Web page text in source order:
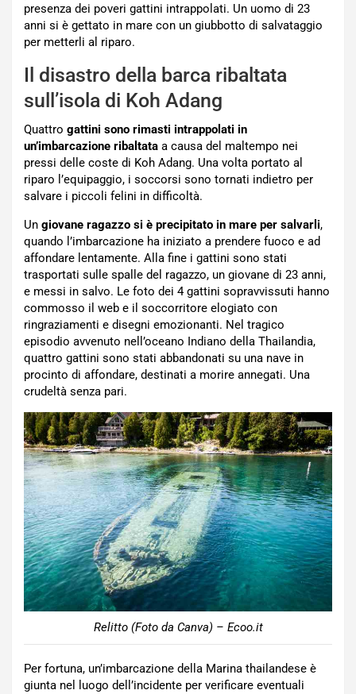
presenza dei poveri gattini intrappolati. Un uomo di 23
anni si è gettato in mare con un giubbotto di salvataggio
per metterli al riparo.
Il disastro della barca ribaltata
sull’isola di Koh Adang
Quattro gattini sono rimasti intrappolati in
un’imbarcazione ribaltata a causa del maltempo nei
pressi delle coste di Koh Adang. Una volta portato al
riparo l’equipaggio, i soccorsi sono tornati indietro per
salvare i piccoli felini in difficoltà.
Un giovane ragazzo si è precipitato in mare per salvarli,
quando l’imbarcazione ha iniziato a prendere fuoco e ad
affondare lentamente. Alla fine i gattini sono stati
trasportati sulle spalle del ragazzo, un giovane di 23 anni,
e messi in salvo. Le foto dei 4 gattini sopravvissuti hanno
commosso il web e il soccorritore elogiato con
ringraziamenti e disegni emozionanti. Nel tragico
episodio avvenuto nell’oceano Indiano della Thailandia,
quattro gattini sono stati abbandonati su una nave in
procinto di affondare, destinati a morire annegati. Una
crudeltà senza pari.
Relitto (Foto da Canva) – Ecoo.it
Per fortuna, un’imbarcazione della Marina thailandese è
giunta nel luogo dell’incidente per verificare eventuali